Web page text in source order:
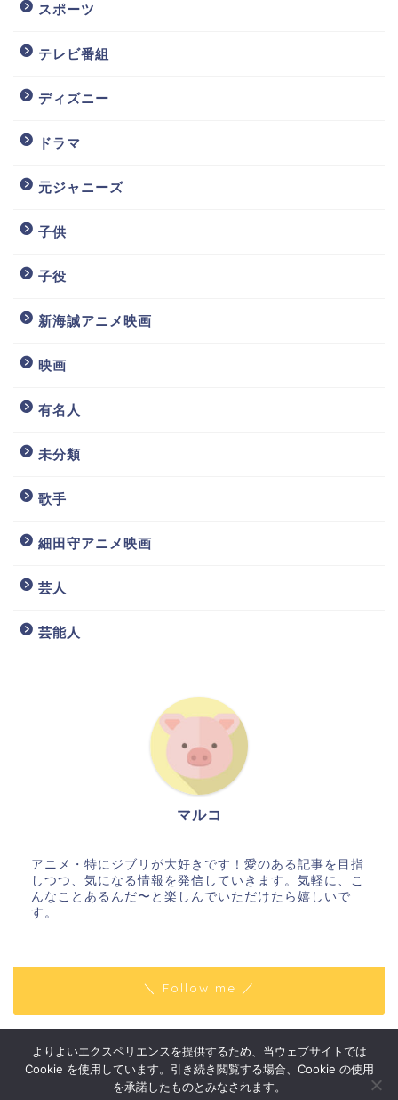
スポーツ
テレビ番組
ディズニー
ドラマ
元ジャニーズ
子供
子役
新海誠アニメ映画
映画
有名人
未分類
歌手
細田守アニメ映画
芸人
芸能人
マルコ
アニメ・特にジブリが大好きです！愛のある記事を目指
しつつ、気になる情報を発信していきます。気軽に、こ
んなことあるんだ〜と楽しんでいただけたら嬉しいで
す。
＼ Follow me ／
プライバシーポリシー 免責事項
2018–2026 はりきりマルコの〇〇な話
よりよいエクスペリエンスを提供するため、当ウェブサイトでは
Cookie を使用しています。引き続き閲覧する場合、Cookie の使用
を承諾したものとみなされます。